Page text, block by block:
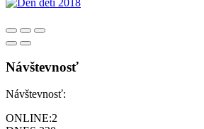
Návštevnosť
Návštevnosť:
ONLINE:2